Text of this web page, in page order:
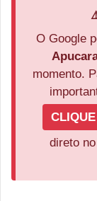
O Google
momento.
direto